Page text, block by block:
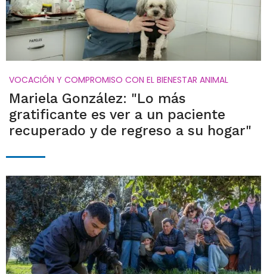
VOCACIÓN Y COMPROMISO CON EL BIENESTAR ANIMAL
Mariela González: "Lo más
gratificante es ver a un paciente
recuperado y de regreso a su hogar"